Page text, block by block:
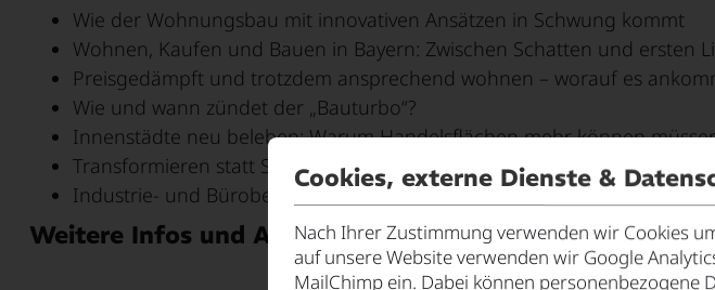
Wie der Wohnungsbau mit innovativen Ansätzen in Schwung kommt
Wohnen, Kaufen und Bauen in Bayern: Zwischen Schatten und ersten
Preisgedämpft und trotzdem ansprechend wohnen – worauf es
Wie und wann zündet der „Bauturbo“?
Innenstädte neu beleben: Warum Handelsflächen mehr können
Transformieren statt Stillstand: Die zweite Chance für das Kaufhaus
Industrie- und Bürobestände in der Region – welche (Nachnutzungs-
Weitere Infos und Anmeldung »hier
Cookies, externe Dienste &
Nach Ihrer Zustimmung verwenden wir Cookies
auf unsere Website verwenden wir Google
MailChimp ein. Dabei können